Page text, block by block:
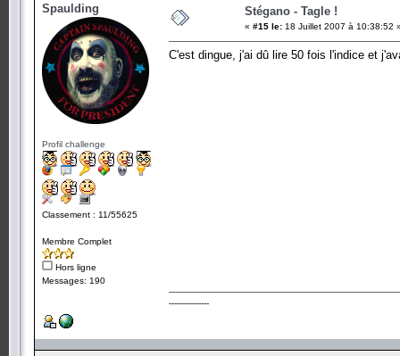
Spaulding
Profil challenge
Classement : 11/55625
Membre Complet
Hors ligne
Messages: 190
Stégano - Tagle !
« #15 le: 18 Juillet 2007 à 10:38:52
C'est dingue, j'ai dû lire 50 fois l'indice et
---------------